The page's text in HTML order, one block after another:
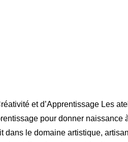
et d’Apprentissage Les
pour donner naissance
dans le domaine artistique,